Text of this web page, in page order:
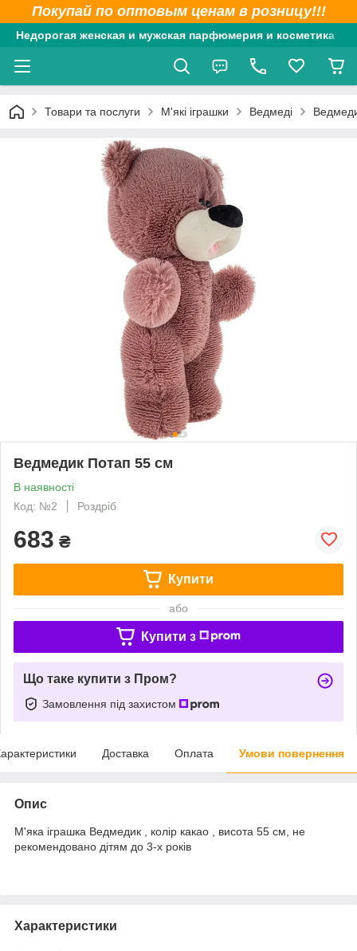
Покупай по оптовым ценам в розницу!!!
Недорогая женская и мужская парфюмерия и косметика
Товари та послуги М'які іграшки Ведмеді
Ведмедик Потап 55 см
В наявності
Код: №2
Роздріб
683 ₴
Купити
або
Купити з
Що таке купити з Пром?
Замовлення під захистом
Доставка Оплата Умови повернення
Опис
М'яка іграшка Ведмедик , колір какао , висота 55 см, не
рекомендовано дітям до 3-х років
Характеристики